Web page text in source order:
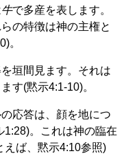
牛で多産を表します。
の特徴は神の主権と
。
垣間見ます。それは
す(黙示4:1-10)。
応答は、顔を地につ
1:28)。これは神の臨在
えば、黙示4:10参照)